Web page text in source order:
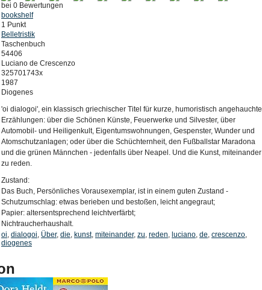
bei 0 Bewertungen
bookshelf
1 Punkt
Belletristik
Taschenbuch
54406
Luciano de Crescenzo
325701743x
1987
Diogenes
'oi dialogoi', ein klassisch griechischer Titel für kurze, humoristisch angehauchte
Erzählungen: über die Schönen Künste, Feuerwerke und Silvester, über
Automobil- und Heiligenkult, Eigentumswohnungen, Gespenster, Wunder und
Atomschutzanlagen; oder über die Schüchternheit, den Fußballstar Maradona
und die grünen Männchen - jedenfalls über Neapel. Und die Kunst, miteinander
zu reden.
Zustand:
Das Buch, Persönliches Vorausexemplar, ist in einem guten Zustand -
Schutzumschlag: etwas berieben und bestoßen, leicht angegraut;
Papier: altersentsprechend leichtverfärbt;
Nichtraucherhaushalt.
oi, dialogoi, Über, die, kunst, miteinander, zu, reden, luciano, de, crescenzo,
diogenes